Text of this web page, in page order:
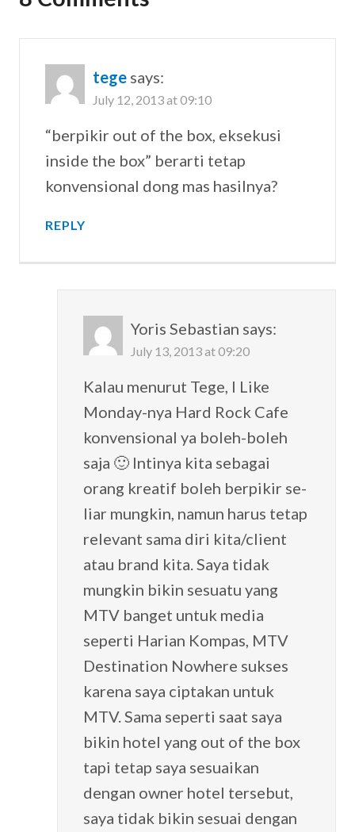
tege says:
July 12, 2013 at 09:10
“berpikir out of the box, eksekusi
inside the box” berarti tetap
konvensional dong mas hasilnya?
REPLY
Yoris Sebastian says:
July 13, 2013 at 09:20
Kalau menurut Tege, I Like
Monday-nya Hard Rock Cafe
konvensional ya boleh-boleh
saja 🙂 Intinya kita sebagai
orang kreatif boleh berpikir se-
liar mungkin, namun harus tetap
relevant sama diri kita/client
atau brand kita. Saya tidak
mungkin bikin sesuatu yang
MTV banget untuk media
seperti Harian Kompas, MTV
Destination Nowhere sukses
karena saya ciptakan untuk
MTV. Sama seperti saat saya
bikin hotel yang out of the box
tapi tetap saya sesuaikan
dengan owner hotel tersebut,
saya tidak bikin sesuai dengan